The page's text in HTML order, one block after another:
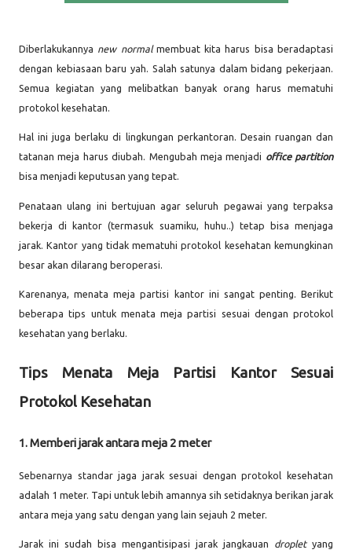
Diberlakukannya new normalmembuat kita harus bisa beradaptasi
dengan kebiasaan baru yah. Salah satunya dalam bidang pekerjaan.
Semua kegiatan yang melibatkan banyak orang harus mematuhi
protokol kesehatan.
Hal ini juga berlaku di lingkungan perkantoran. Desain ruangan dan
tatanan meja harus diubah. Mengubah meja menjadi office partition
bisa menjadi keputusan yang tepat.
Penataan ulang ini bertujuan agar seluruh pegawai yang terpaksa
bekerja di kantor (termasuk suamiku, huhu..) tetap bisa menjaga
jarak. Kantor yang tidak mematuhi protokol kesehatan kemungkinan
besar akan dilarang beroperasi.
Karenanya, menata meja partisi kantor ini sangat penting. Berikut
beberapa tips untuk menata meja partisi sesuai dengan protokol
kesehatan yang berlaku.
Tips Menata Meja Partisi Kantor Sesuai
Protokol Kesehatan
1. Memberi jarak antara meja 2 meter
Sebenarnya standar jaga jarak sesuai dengan protokol kesehatan
adalah 1 meter. Tapi untuk lebih amannya sih setidaknya berikan jarak
antara meja yang satu dengan yang lain sejauh 2 meter.
Jarak ini sudah bisa mengantisipasi jarak jangkauan droplet yang